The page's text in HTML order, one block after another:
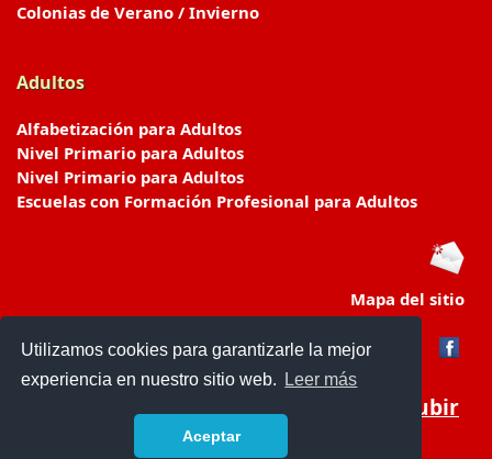
Utilizamos cookies para garantizarle la mejor
experiencia en nuestro sitio web.
Leer más
Aceptar
Colonias de Verano / Invierno
Adultos
Alfabetización para Adultos
Nivel Primario para Adultos
Nivel Primario para Adultos
Escuelas con Formación Profesional para Adultos
Mapa del sitio
Subir